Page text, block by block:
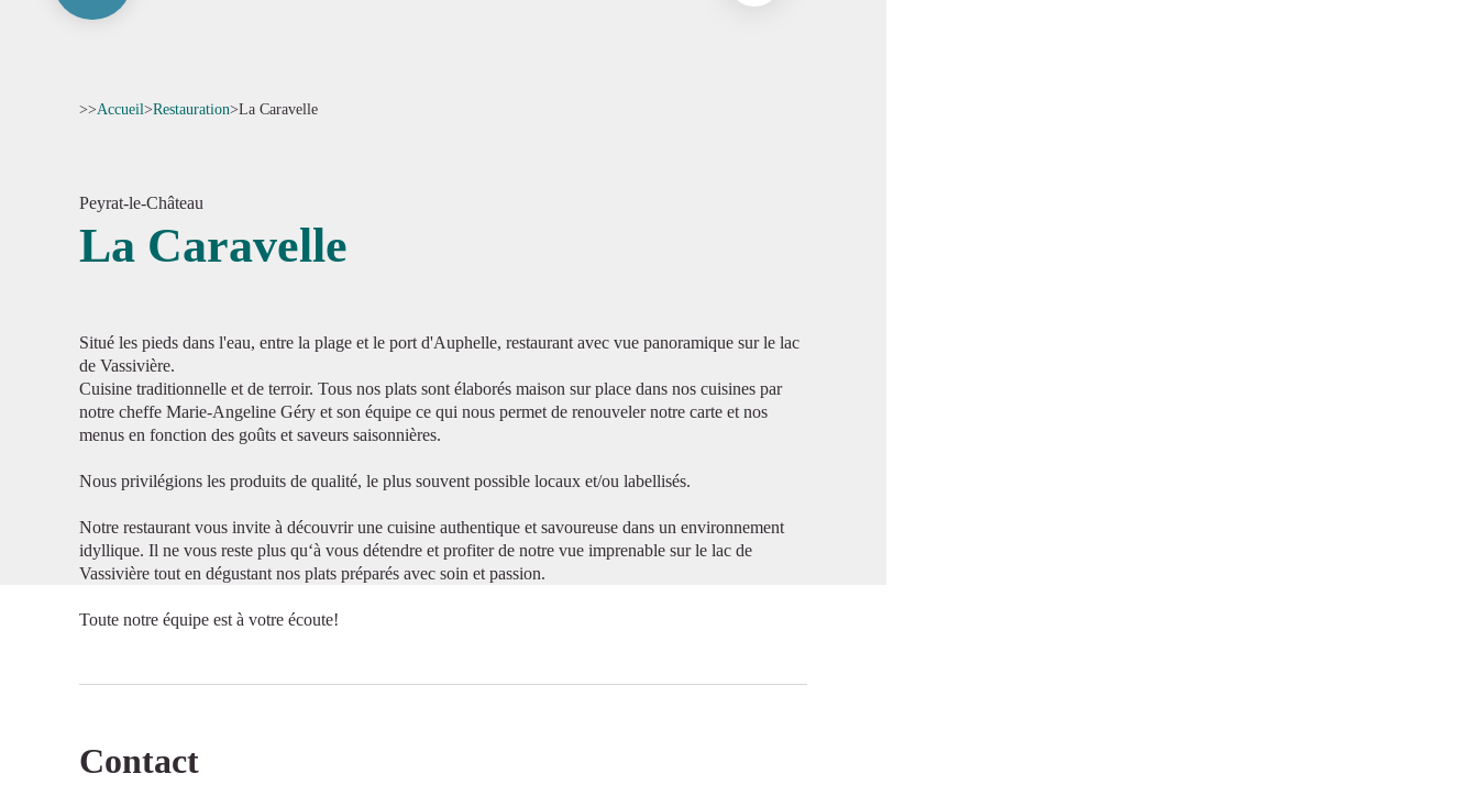
>>Accueil>Restauration>La Caravelle
Peyrat-le-Château
La Caravelle
Situé les pieds dans l'eau, entre la plage et le port d'Auphelle, restaurant avec vue panoramique sur le lac
de Vassivière.
Cuisine traditionnelle et de terroir. Tous nos plats sont élaborés maison sur place dans nos cuisines par
notre cheffe Marie-Angeline Géry et son équipe ce qui nous permet de renouveler notre carte et nos
menus en fonction des goûts et saveurs saisonnières.
Nous privilégions les produits de qualité, le plus souvent possible locaux et/ou labellisés.
Notre restaurant vous invite à découvrir une cuisine authentique et savoureuse dans un environnement
idyllique. Il ne vous reste plus qu‘à vous détendre et profiter de notre vue imprenable sur le lac de
Vassivière tout en dégustant nos plats préparés avec soin et passion.
Toute notre équipe est à votre écoute!
Contact